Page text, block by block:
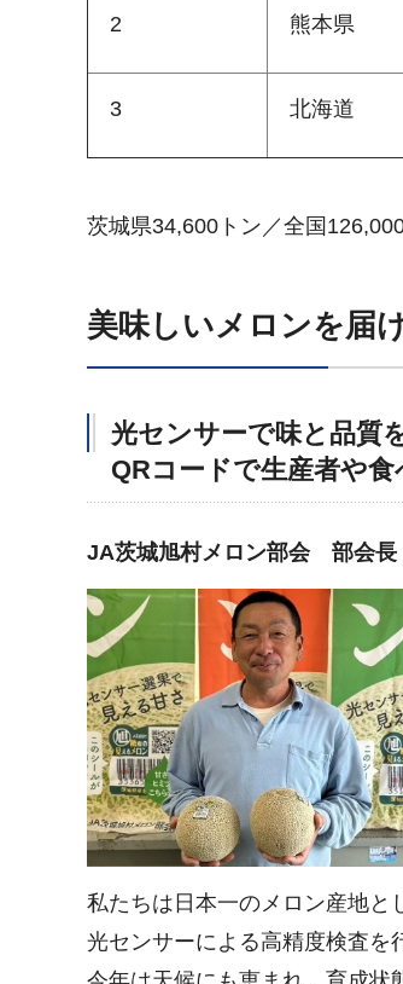
2 熊本県
3 北海道
茨城県34,600トン／全国
美味しいメロンを届
光センサーで味と品質
QRコードで生産者や
JA茨城旭村メロン部会 部会
私たちは日本一のメロン産地と
光センサーによる高精度検査を